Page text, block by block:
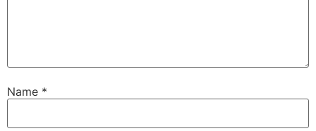
Name *